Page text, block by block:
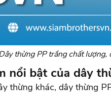
thừng PP trắng chất
nổi bật của dây
thừng khác, dây thừng